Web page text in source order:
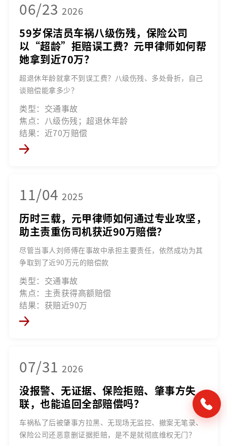
06/23 2026
59岁保洁员车祸八级伤残，保险公司
以“超龄”拒赔误工费？元甲律师如何帮
她拿到近70万？
超退休年龄就拿不到误工费？八级伤残、多处骨折，自己
谈赔偿能拿多少？
类型：交通事故
焦点：八级伤残；超退休年龄
结果：近70万赔偿
11/04 2025
历时三载，元甲律师如何通过专业攻坚，
助主责重伤司机获近90万赔偿？
尽管当事人刘师傅在事故中承担主要责任，依然成功为其
争取到了近90万元的赔偿款
类型：交通事故
焦点：主责获得高额赔偿
结果：获赔近90万
07/31 2026
没报警、无证据、保险拒赔、肇事方失
联，也能追回全部赔偿吗？
车祸私了后被肇事方拉黑、无现场无监控、撤案无笔录、
保险公司还恶意删证据拒赔，是不是就彻底维权无门？